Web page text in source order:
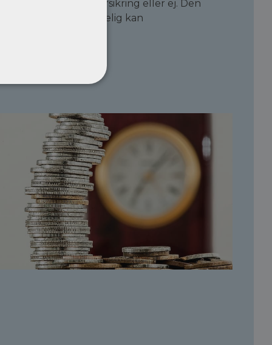
om arbejdsskadeforsikring eller ej. Den
Ankestyrelse. Endelig kan